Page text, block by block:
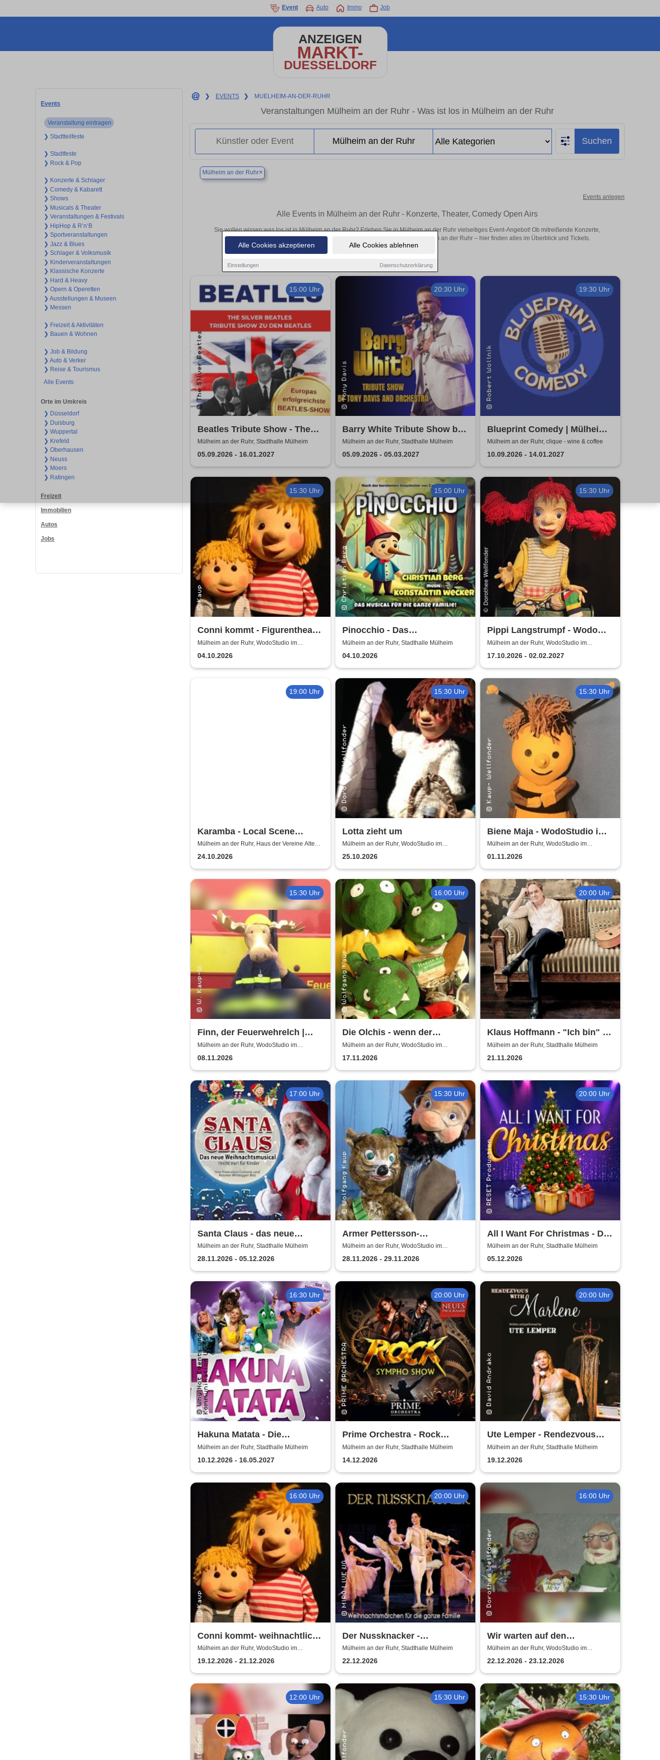
Alle Cookies akzeptieren Alle Cookies ablehnen
Einstellungen Datenschutzerklärung
Event Auto Immo Job
ANZEIGEN
MARKT-
DUESSELDORF
Events
Veranstaltung eintragen
❯ Stadtteilfeste
❯ Stadtfeste
❯ Rock & Pop
❯ Konzerte & Schlager
❯ Comedy & Kabarett
❯ Shows
❯ Musicals & Theater
❯ Veranstaltungen & Festivals
❯ HipHop & R’n‘B
❯ Sportveranstaltungen
❯ Jazz & Blues
❯ Schlager & Volksmusik
❯ Kinderveranstaltungen
❯ Klassische Konzerte
❯ Hard & Heavy
❯ Opern & Operetten
❯ Ausstellungen & Museen
❯ Messen
❯ Freizeit & Aktivitäten
❯ Bauen & Wohnen
❯ Job & Bildung
❯ Auto & Verker
❯ Reise & Tourismus
Alle Events
Orte im Umkreis
❯ Düsseldorf
❯ Duisburg
❯ Wuppertal
❯ Krefeld
❯ Oberhausen
❯ Neuss
❯ Moers
❯ Ratingen
Freizeit
Immobilien
Autos
Jobs
❯ EVENTS ❯ MUELHEIM-AN-DER-RUHR
Veranstaltungen Mülheim an der Ruhr - Was ist los in Mülheim an der Ruhr
Suchen
Mülheim an der Ruhr×
Events anlegen
Alle Events in Mülheim an der Ruhr - Konzerte, Theater, Comedy Open Airs
Sie wollen wissen was los ist in Mülheim an der Ruhr? Erleben Sie in Mülheim an der Ruhr vielseitiges Event-Angebot! Ob mitreißende Konzerte,
inspirierende Theateraufführungen oder aufregende Veranstaltungen in Mülheim an der Ruhr – hier finden alles im Überblick und Tickets.
15:00 Uhr
Beatles Tribute Show - The
Silver Beatles
Mülheim an der Ruhr, Stadthalle Mülheim
05.09.2026 - 16.01.2027
20:30 Uhr
Barry White Tribute Show by
Tony Davis and Orchestra
Mülheim an der Ruhr, Stadthalle Mülheim
05.09.2026 - 05.03.2027
19:30 Uhr
Blueprint Comedy | Mülheim
an der Ruhr
Mülheim an der Ruhr, clique - wine & coffee
10.09.2026 - 14.01.2027
15:30 Uhr
Conni kommt - Figurentheater
für alle ab 4 Jahren
Mülheim an der Ruhr, WodoStudio im
04.10.2026
15:00 Uhr
Pinocchio - Das
Kindermusical: Nach der
berühmten Geschichte von
Carlo Collodi
Mülheim an der Ruhr, Stadthalle Mülheim
04.10.2026
15:30 Uhr
Pippi Langstrumpf - Wodo
Puppenspiel
Mülheim an der Ruhr, WodoStudio im
17.10.2026 - 02.02.2027
19:00 Uhr
Karamba - Local Scene
Circus
Mülheim an der Ruhr, Haus der Vereine Alte
Dreherei Mülheim an der Ruhr
24.10.2026
15:30 Uhr
Lotta zieht um
Mülheim an der Ruhr, WodoStudio im
Ringlokschuppen Ruhr
25.10.2026
15:30 Uhr
Biene Maja - WodoStudio im
Ringlokschuppen Ruhr
Mülheim an der Ruhr, WodoStudio im
Ringlokschuppen Ruhr
01.11.2026
15:30 Uhr
Finn, der Feuerwehrelch |
WodoStudio im
Ringlokschuppen Ruhr
Mülheim an der Ruhr, WodoStudio im
08.11.2026
16:00 Uhr
Die Olchis - wenn der
Babysitter kommt
Mülheim an der Ruhr, WodoStudio im
17.11.2026
20:00 Uhr
Klaus Hoffmann - "Ich bin" -
Tour 2026
Mülheim an der Ruhr, Stadthalle Mülheim
21.11.2026
17:00 Uhr
Santa Claus - das neue
Weihnachtsmusical (nicht
nur) für Kinder
Mülheim an der Ruhr, Stadthalle Mülheim
28.11.2026 - 05.12.2026
15:30 Uhr
Armer Pettersson-
weihnachtlich | WodoStudio
im Ringlokschuppen Ruhr
Mülheim an der Ruhr, WodoStudio im
Ringlokschuppen Ruhr
28.11.2026 - 29.11.2026
20:00 Uhr
All I Want For Christmas - Die
besten Weihnachts-Pop-
Classics
Mülheim an der Ruhr, Stadthalle Mülheim
05.12.2026
16:30 Uhr
Hakuna Matata - Die
einzigartige große
Kindermusical-Gala
Mülheim an der Ruhr, Stadthalle Mülheim
10.12.2026 - 16.05.2027
20:00 Uhr
Prime Orchestra - Rock
Sympho Show
Mülheim an der Ruhr, Stadthalle Mülheim
14.12.2026
20:00 Uhr
Ute Lemper - Rendezvous
with Marlene
Mülheim an der Ruhr, Stadthalle Mülheim
19.12.2026
16:00 Uhr
Conni kommt- weihnachtlich |
WodoStudio im
Ringlokschuppen Ruhr
Mülheim an der Ruhr, WodoStudio im
Ringlokschuppen Ruhr
19.12.2026 - 21.12.2026
20:00 Uhr
Der Nussknacker -
Zauberhaftes
Weihnachtsballett für Jung
und Alt
Mülheim an der Ruhr, Stadthalle Mülheim
22.12.2026
16:00 Uhr
Wir warten auf den
Weihnachtsmann |
WodoStudio im
Ringlokschuppen Ruhr
Mülheim an der Ruhr, WodoStudio im
Ringlokschuppen Ruhr
22.12.2026 - 23.12.2026
12:00 Uhr 15:30 Uhr 15:30 Uhr